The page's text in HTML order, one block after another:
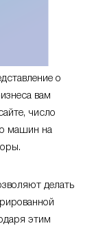
о
вам
число
машин на
делать
этим